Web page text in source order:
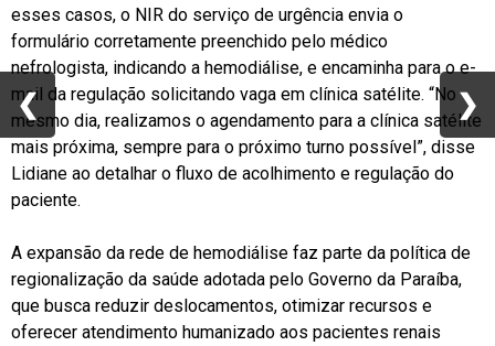
esses casos, o NIR do serviço de urgência envia o
formulário corretamente preenchido pelo médico
nefrologista, indicando a hemodiálise, e encaminha para o e-
mail da regulação solicitando vaga em clínica satélite. “No
mesmo dia, realizamos o agendamento para a clínica satélite
mais próxima, sempre para o próximo turno possível”, disse
Lidiane ao detalhar o fluxo de acolhimento e regulação do
paciente.
A expansão da rede de hemodiálise faz parte da política de
regionalização da saúde adotada pelo Governo da Paraíba,
que busca reduzir deslocamentos, otimizar recursos e
oferecer atendimento humanizado aos pacientes renais
❮ ❯
❮ ❯